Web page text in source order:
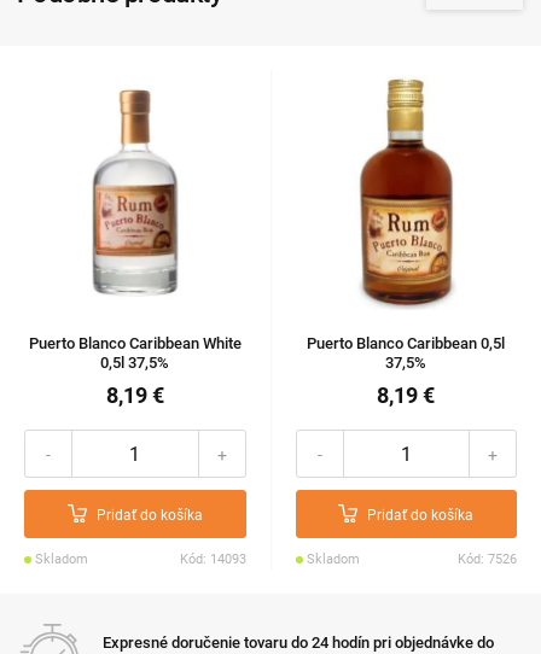
Puerto Blanco Caribbean White
0,5l 37,5%
8,19 €
- +
Pridať do košíka
Skladom Kód: 14093
Puerto Blanco Caribbean 0,5l
37,5%
8,19 €
- +
Pridať do košíka
Skladom Kód: 7526
Expresné doručenie tovaru do 24 hodín pri objednávke do